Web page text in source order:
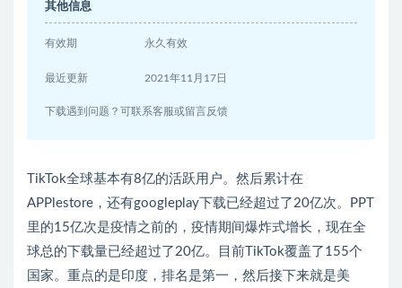
其他信息
有效期 永久有效
最近更新 2021年11月17日
下载遇到问题？可联系客服或留言反馈
TikTok全球基本有8亿的活跃用户。然后累计在
APPlestore，还有googleplay下载已经超过了20亿次。PPT
里的15亿次是疫情之前的，疫情期间爆炸式增长，现在全
球总的下载量已经超过了20亿。目前TikTok覆盖了155个
国家。重点的是印度，排名是第一，然后接下来就是美